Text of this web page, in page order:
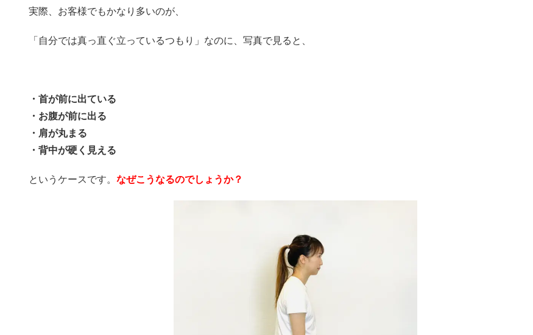
実際、お客様でもかなり多いのが、
「自分では真っ直ぐ立っているつもり」なのに、 写真で見ると、
・首が前に出ている
・お腹が前に出る
・肩が丸まる
・背中が硬く見える
というケースです。 なぜこうなるのでしょうか？